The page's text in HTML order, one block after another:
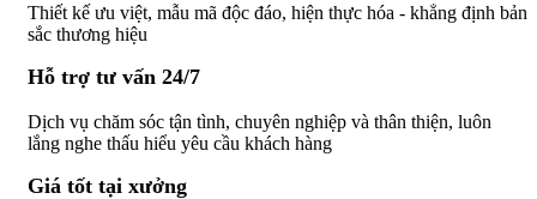
Thiết kế ưu việt, mẫu mã độc đáo, hiện thực hóa - khẳng định bản
sắc thương hiệu
Hỗ trợ tư vấn 24/7
Dịch vụ chăm sóc tận tình, chuyên nghiệp và thân thiện, luôn
lắng nghe thấu hiểu yêu cầu khách hàng
Giá tốt tại xưởng